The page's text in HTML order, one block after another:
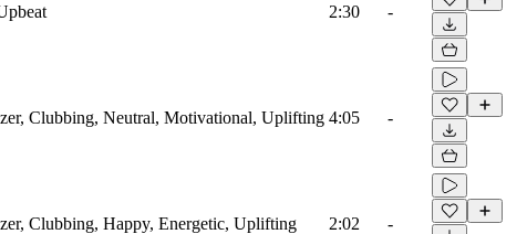
2:30 -
Clubbing, Neutral, Motivational, Uplifting 4:05 -
Clubbing, Happy, Energetic, Uplifting 2:02 -